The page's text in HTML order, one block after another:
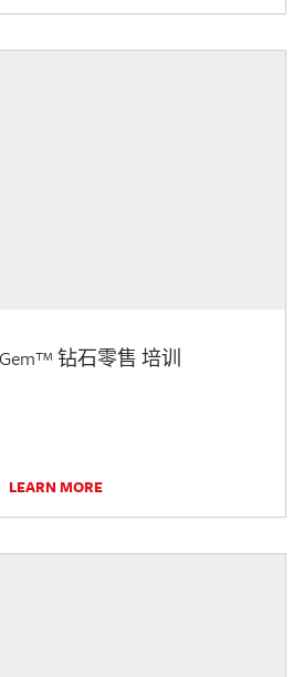
钻石零售 培训
LEARN MORE